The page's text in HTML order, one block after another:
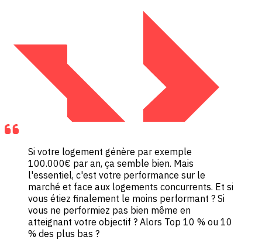
Si votre logement génère par exemple
100.000€ par an, ça semble bien. Mais
l'essentiel, c'est votre performance sur le
marché et face aux logements concurrents. Et si
vous étiez finalement le moins performant ? Si
vous ne performiez pas bien même en
atteignant votre objectif ? Alors Top 10 % ou 10
% des plus bas ?